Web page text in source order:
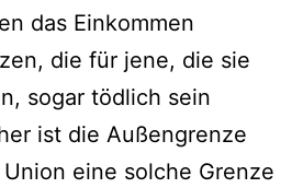
das Einkommen
die für jene, die sie
sogar tödlich sein
ist die Außengrenze
eine solche Grenze